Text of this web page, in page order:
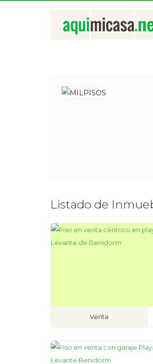
Listado de
Venta